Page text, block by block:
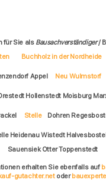
für Sie als Bausachverständiger/
Buchholz in der Nordheide
Appel Neu Wulmstorf
Hollenstedt Moisburg
Stelle Dohren
Heidenau Wistedt
Sauensiek Otter Toppenstedt
erhalten Sie ebenfalls auf
gutachter.netoder